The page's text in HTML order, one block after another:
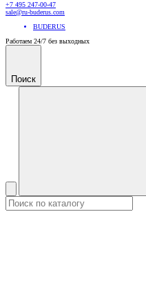
+7 495 247-00-47
sale@ru-buderus.com
BUDERUS
Работаем 24/7 без выходных
Поиск